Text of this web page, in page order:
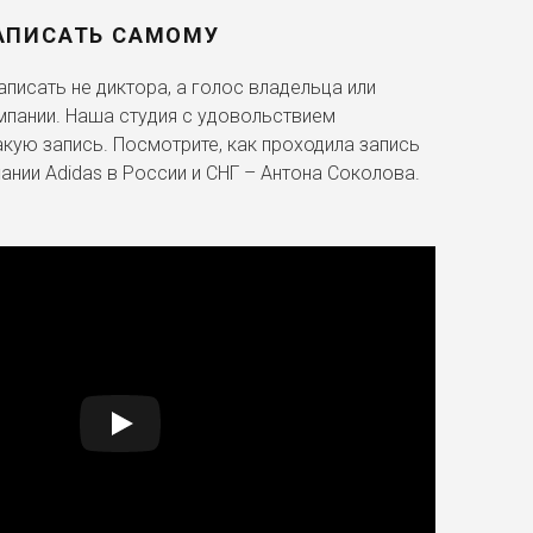
САМОМУ
не диктора, а голос владельца или
Наша студия с удовольствием
запись. Посмотрите, как проходила запись
Adidas в России и СНГ – Антона Соколова.